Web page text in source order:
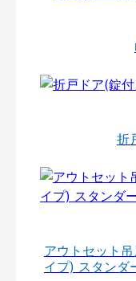
折
アウトセット
イプ) スタンダ